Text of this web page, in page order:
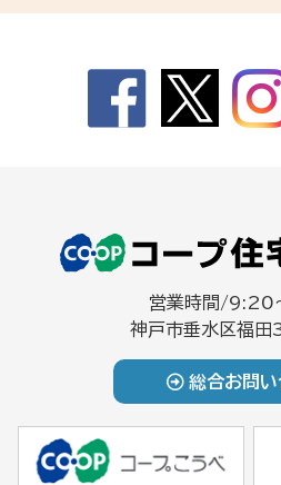
営業時間/9:20
神戸市垂水区福
総合お問い